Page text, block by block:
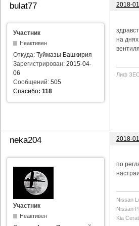
bulat77 2018-
Участник
Неактивен
Откуда: Туймазы Башкирия
Зарегистрирован: 2015-04-
06
Сообщений: 505
Спасибо: 118
на
Лиф ЗЕО
neka204 2018-
Участник
Неактивен
по
Nissan
Nissan
Kia